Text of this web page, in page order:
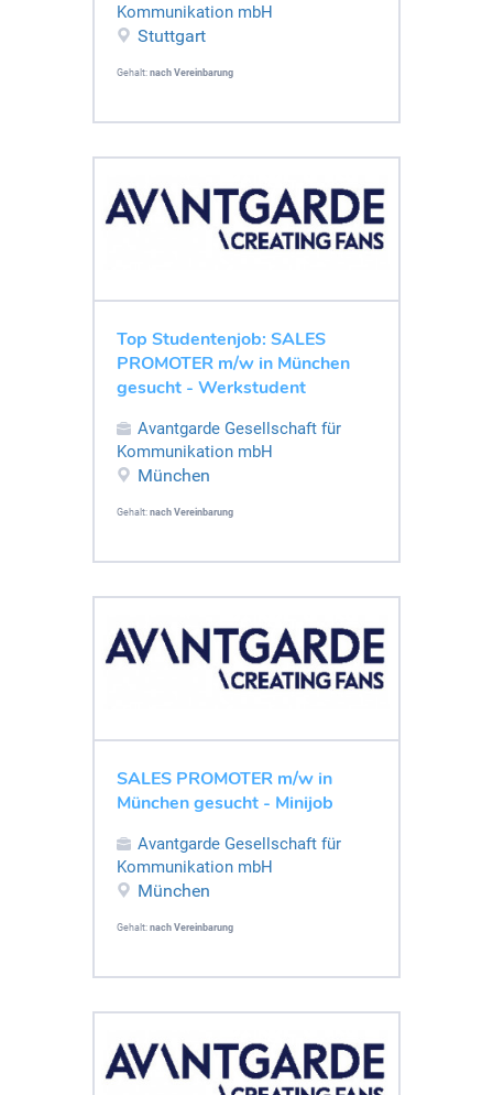
Kommunikation mbH
Stuttgart
Gehalt: nach Vereinbarung
Top Studentenjob: SALES
PROMOTER m/w in München
gesucht - Werkstudent
Avantgarde Gesellschaft für
Kommunikation mbH
München
Gehalt: nach Vereinbarung
SALES PROMOTER m/w in
München gesucht - Minijob
Avantgarde Gesellschaft für
Kommunikation mbH
München
Gehalt: nach Vereinbarung